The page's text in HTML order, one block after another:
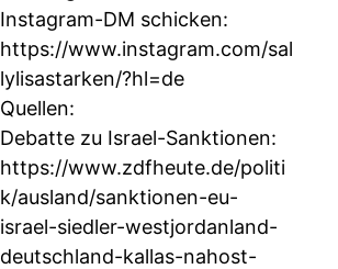
Instagram-DM schicken:
https://www.instagram.com/sal
lylisastarken/?hl=de
Quellen:
Debatte zu Israel-Sanktionen:
https://www.zdfheute.de/politi
k/ausland/sanktionen-eu-
israel-siedler-westjordanland-
deutschland-kallas-nahost-